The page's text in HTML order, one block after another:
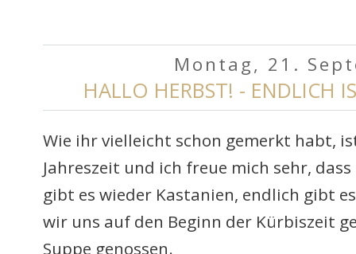
Montag, 21.
HALLO HERBST! - ENDLICH
Wie ihr vielleicht schon gemerkt habt,
Jahreszeit und ich freue mich sehr,
gibt es wieder Kastanien, endlich gibt
wir uns auf den Beginn der Kürbiszeit
Suppe genossen.